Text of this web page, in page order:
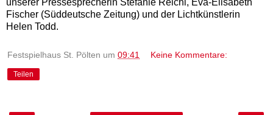
unserer Pressesprecherin Stefanie Reichl, Eva-Elisabeth
Fischer (Süddeutsche Zeitung) und der Lichtkünstlerin
Helen Todd.
Festspielhaus St. Pölten um 09:41 Keine Kommentare:
Teilen